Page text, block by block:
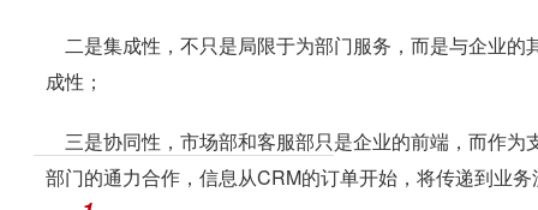
二是集成性，不只是局限于为部门服务，而是与企业
成性；
三是协同性，市场部和客服部只是企业的前端，而作
部门的通力合作，信息从CRM的订单开始，将传递到业